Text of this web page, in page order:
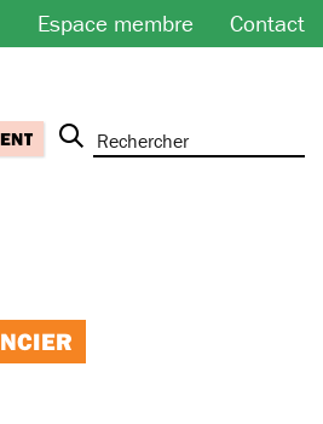
Espace membre Contact